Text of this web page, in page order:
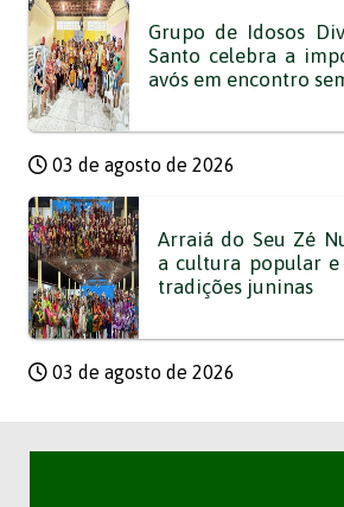
Grupo de Idosos
Santo celebra a
avós em encontro
03 de agosto de 2026
Arraiá do Seu Zé
a cultura popular
tradições juninas
03 de agosto de 2026